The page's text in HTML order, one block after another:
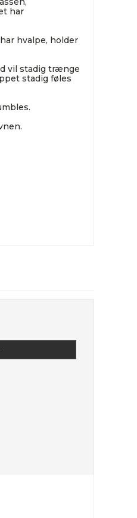
har
hvalpe, holder
vil stadig trænge
stadig føles